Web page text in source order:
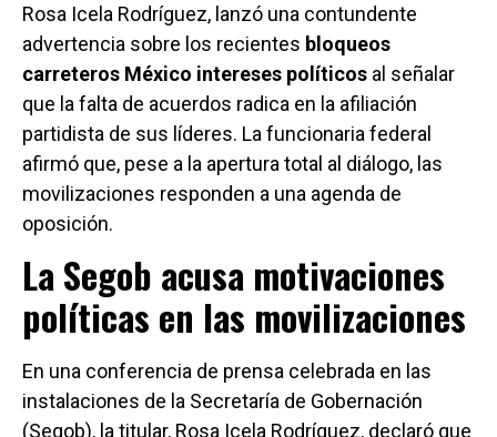
Rosa Icela Rodríguez, lanzó una contundente
advertencia sobre los recientes bloqueos
carreteros México intereses políticos al señalar
que la falta de acuerdos radica en la afiliación
partidista de sus líderes. La funcionaria federal
afirmó que, pese a la apertura total al diálogo, las
movilizaciones responden a una agenda de
oposición.
La Segob acusa motivaciones
políticas en las movilizaciones
En una conferencia de prensa celebrada en las
instalaciones de la Secretaría de Gobernación
(Segob), la titular, Rosa Icela Rodríguez, declaró que